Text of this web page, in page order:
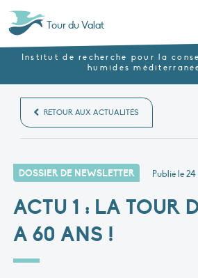
Tour du Valat
Institut de recherche pour la
humides
RETOUR AUX ACTUALITÉS
DOSSIER DE NEWSLETTER Publié le24
ACTU 1 : LA TOUR
A 60 ANS !